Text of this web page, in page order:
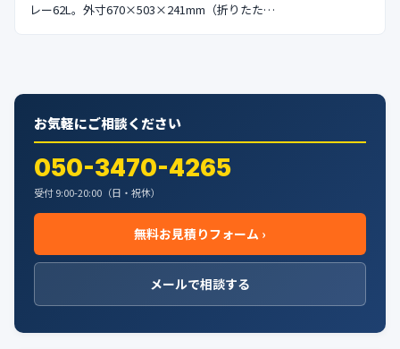
レー62L。外寸670×503×241mm（折りたた…
お気軽にご相談ください
050-3470-4265
受付 9:00-20:00（日・祝休）
無料お見積りフォーム ›
メールで相談する